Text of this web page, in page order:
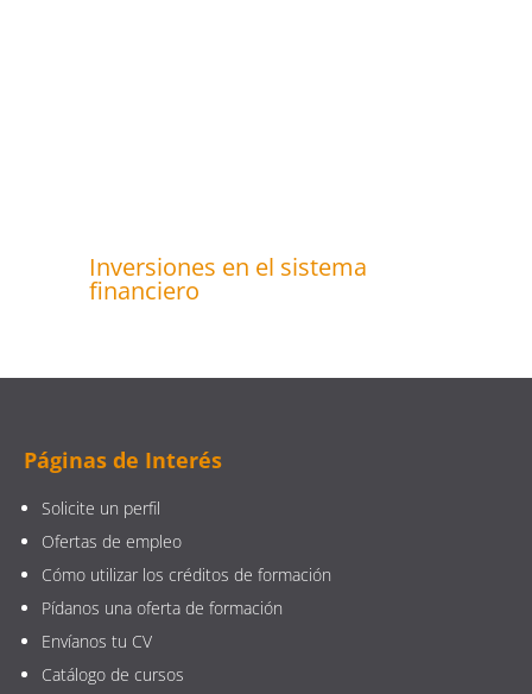
Inversiones en el sistema
financiero
Páginas de Interés
Solicite un perfil
Ofertas de empleo
Cómo utilizar los créditos de formación
Pídanos una oferta de formación
Envíanos tu CV
Catálogo de cursos